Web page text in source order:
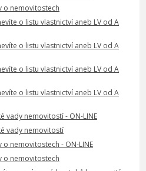
o nemovitostech
o listu vlastnictví aneb LV od A
o listu vlastnictví aneb LV od A
o listu vlastnictví aneb LV od A
o listu vlastnictví aneb LV od A
vady nemovitostí - ON-LINE
vady nemovitostí
o nemovitostech - ON-LINE
o nemovitostech